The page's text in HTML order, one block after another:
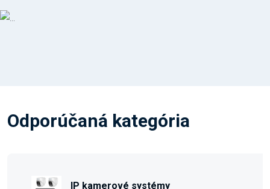
Odporúčaná kategória
IP kamerové systémy